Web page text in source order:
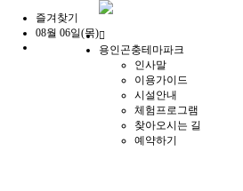
즐겨찾기
08월 06일(목)
으
용인곤충테마파크
인사말
이용가이드
시설안내
체험프로그램
찾아오시는 길
예약하기